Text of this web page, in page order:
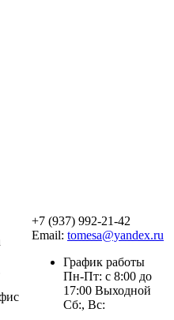
+7 (937) 992-21-42
Email: tomesa@yandex.ru
График работы
Пн-Пт: с 8:00 до
17:00 Выходной
Сб:, Вс: